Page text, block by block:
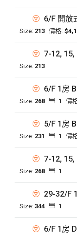
6/F 開放
Size: 213 價格:
7-12, 15,
Size: 213
6/F 1房
Size: 268 1 價
5/F 1房
Size: 231 1 價
7-12, 15,
Size: 268 1
29-32/F
Size: 344 1
6/F 1房